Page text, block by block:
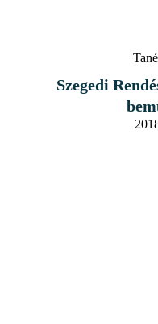
Szegedi